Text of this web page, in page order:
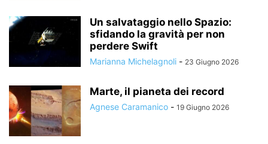
Un salvataggio nello Spazio:
sfidando la gravità per non
perdere Swift
Marianna Michelagnoli - 23 Giugno 2026
Marte, il pianeta dei record
Agnese Caramanico - 19 Giugno 2026